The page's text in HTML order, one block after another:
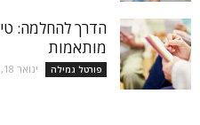
הדרך להחלמה:
מותאמות
פורטל גמילה ינואר 18, 2026